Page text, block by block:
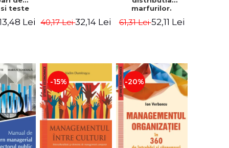
teste
Lei 40,17 Lei32,14 Lei
marfurilor.
Editia a VI-a -
61,31 Lei52,11 Lei
-15% -20%